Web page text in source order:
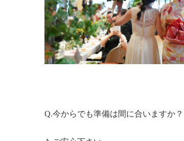
Q.今からでも準備は間に合いますか？